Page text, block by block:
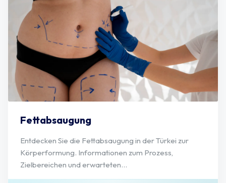
Fettabsaugung
Entdecken Sie die Fettabsaugung in der Türkei zur
Körperformung. Informationen zum Prozess,
Zielbereichen und erwarteten...